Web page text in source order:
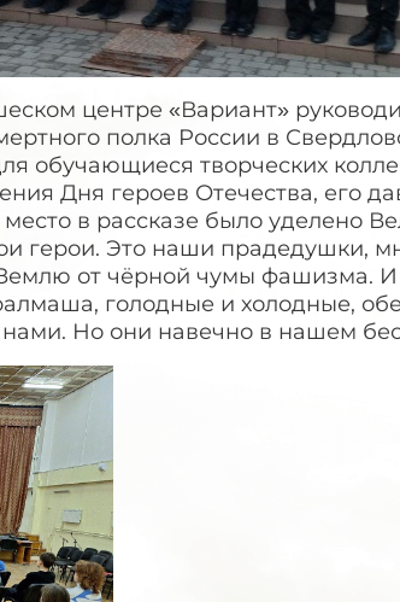
центре «Вариант»
полка России в
обучающиеся творческих
Дня героев Отечества, его
в рассказе было уделено
герои. Это наши прадедушки,
от чёрной чумы фашизма.
голодные и холодные,
нами. Но они навечно в нашем